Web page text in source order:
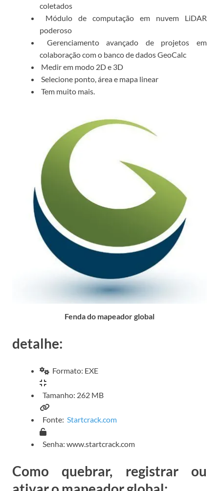
coletados
Módulo de computação em nuvem LiDAR
poderoso
Gerenciamento avançado de projetos em
colaboração com o banco de dados GeoCalc
Medir em modo 2D e 3D
Selecione ponto, área e mapa linear
Tem muito mais.
Fenda do mapeador global
detalhe:
Formato: EXE
Tamanho: 262 MB
Fonte: Startcrack.com
Senha: www.startcrack.com
Como quebrar, registrar ou